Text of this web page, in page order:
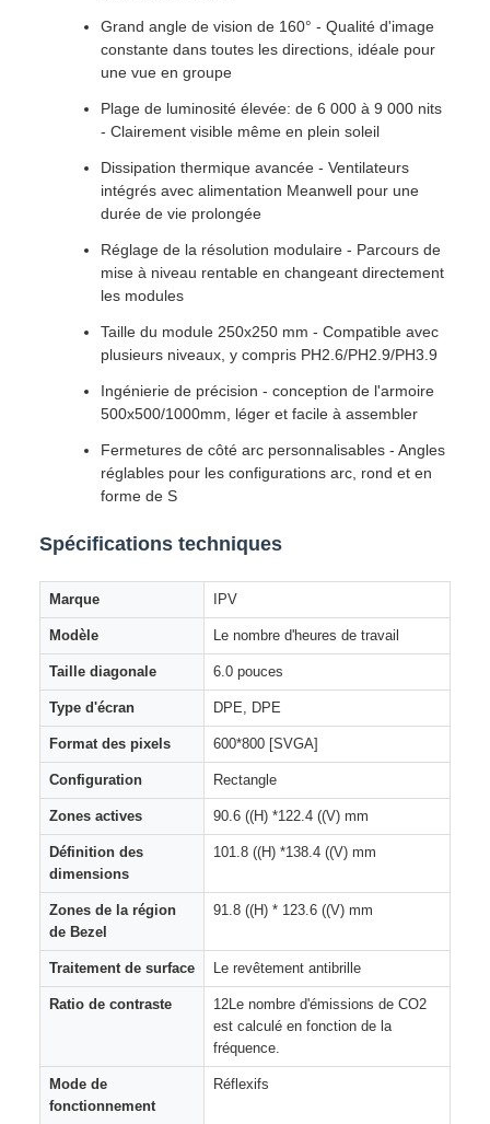
Grand angle de vision de 160° - Qualité d'image
constante dans toutes les directions, idéale pour
une vue en groupe
Plage de luminosité élevée: de 6 000 à 9 000 nits
- Clairement visible même en plein soleil
Dissipation thermique avancée - Ventilateurs
intégrés avec alimentation Meanwell pour une
durée de vie prolongée
Réglage de la résolution modulaire - Parcours de
mise à niveau rentable en changeant directement
les modules
Taille du module 250x250 mm - Compatible avec
plusieurs niveaux, y compris PH2.6/PH2.9/PH3.9
Ingénierie de précision - conception de l'armoire
500x500/1000mm, léger et facile à assembler
Fermetures de côté arc personnalisables - Angles
réglables pour les configurations arc, rond et en
forme de S
Spécifications techniques
Marque IPV
Modèle Le nombre d'heures de travail
Taille diagonale 6.0 pouces
Type d'écran DPE, DPE
Format des pixels 600*800 [SVGA]
Configuration Rectangle
Zones actives 90.6 ((H) *122.4 ((V) mm
Définition des
dimensions
101.8 ((H) *138.4 ((V) mm
Zones de la région
de Bezel
91.8 ((H) * 123.6 ((V) mm
Traitement de surface Le revêtement antibrille
Ratio de contraste
12Le nombre d'émissions de CO2
est calculé en fonction de la
fréquence.
Mode de
fonctionnement
Réflexifs